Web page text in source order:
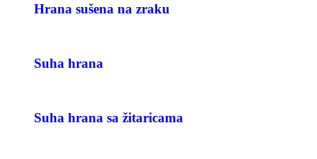
Hrana sušena na zraku
Suha hrana
Suha hrana sa žitaricama